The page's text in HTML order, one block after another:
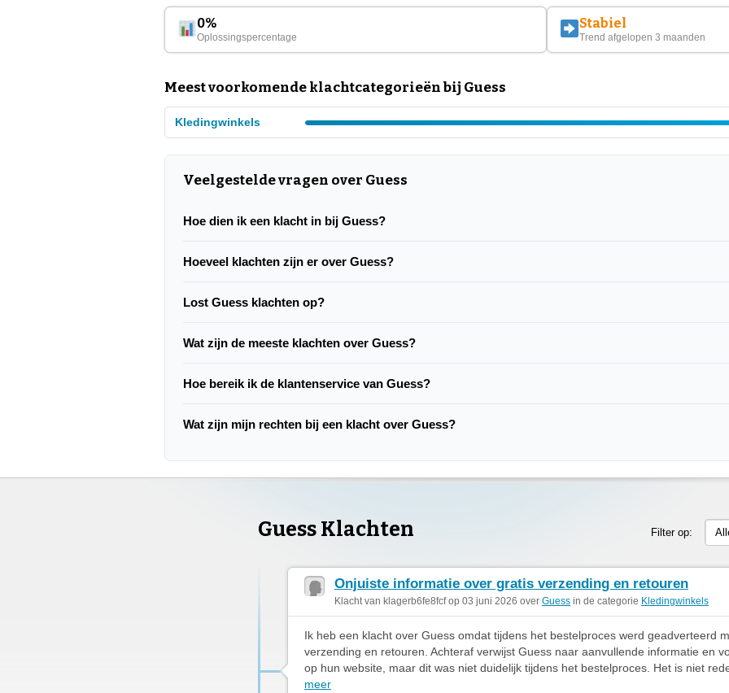
0%
Oplossingspercentage
Stabiel
Trend afgelopen 3 maanden
Meest voorkomende klachtcategorieën bij Guess
Kledingwinkels
Veelgestelde vragen over Guess
Hoe dien ik een klacht in bij Guess?
Hoeveel klachten zijn er over Guess?
Lost Guess klachten op?
Wat zijn de meeste klachten over Guess?
Hoe bereik ik de klantenservice van Guess?
Wat zijn mijn rechten bij een klacht over Guess?
Guess Klachten Filter op:
Onjuiste informatie over gratis verzending en retouren
Klacht van klagerb6fe8fcf op 03 juni 2026 over Guess in de categorie Kledingwinkels
Ik heb een klacht over Guess omdat tijdens het bestelproces werd geadverteerd
verzending en retouren. Achteraf verwijst Guess naar aanvullende informatie en
op hun website, maar dit was niet duidelijk tijdens het bestelproces. Het is niet
meer